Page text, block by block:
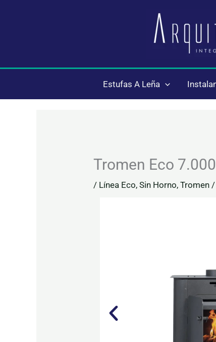
Estufas A Leña
Tromen Eco
/ Línea Eco,Sin Horno,Tromen /